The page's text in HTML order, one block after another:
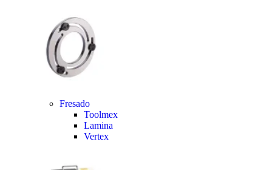
Fresado
Toolmex
Lamina
Vertex